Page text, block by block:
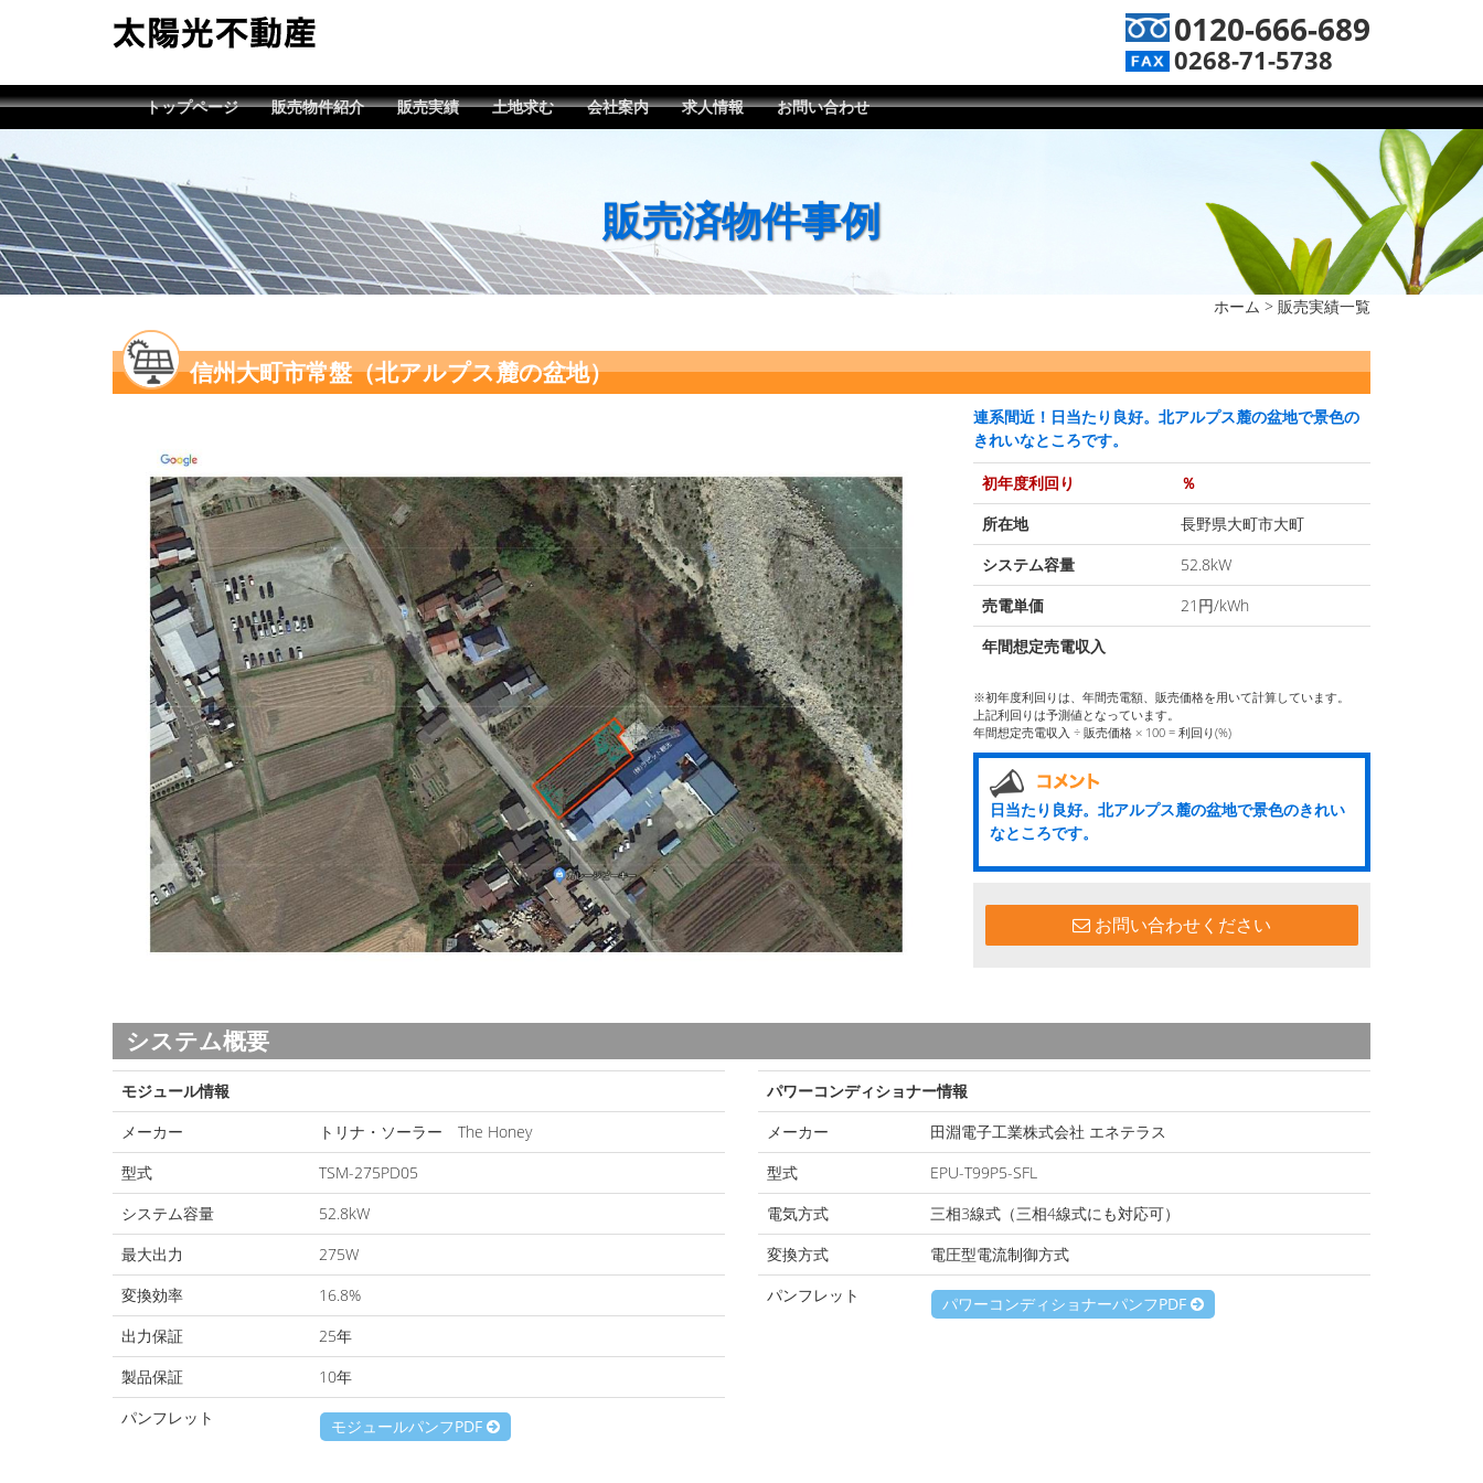
0120-666-689
0268-71-5738
トップページ 販売物件紹介 販売実績 土地求む 会社案内 求人情報 お問い合わせ
販売済物件事例
ホーム > 販売実績一覧
信州大町市常盤（北アルプス麓の盆地）
連系間近！日当たり良好。北アルプス麓の盆地で景色の
きれいなところです。
初年度利回り
％
所在地
長野県大町市大町
システム容量
52.8kW
売電単価
21円/kWh
年間想定売電収入
※初年度利回りは、年間売電額、販売価格を用いて計算しています。
上記利回りは予測値となっています。
年間想定売電収入 ÷ 販売価格 × 100 = 利回り(%)
日当たり良好。北アルプス麓の盆地で景色のきれい
なところです。
お問い合わせください
システム概要
モジュール情報
メーカー
トリナ・ソーラー The Honey
型式
TSM-275PD05
システム容量
52.8kW
最大出力
275W
変換効率
16.8%
出力保証
25年
製品保証
10年
パンフレット
モジュールパンフPDF
パワーコンディショナー情報
メーカー
田淵電子工業株式会社 エネテラス
型式
EPU-T99P5-SFL
電気方式
三相3線式（三相4線式にも対応可）
変換方式
電圧型電流制御方式
パンフレット
パワーコンディショナーパンフPDF